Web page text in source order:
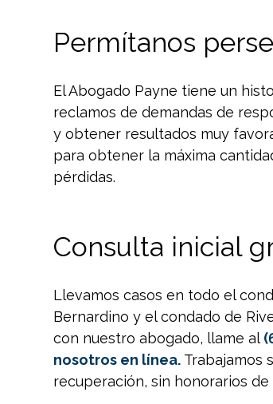
Permítanos
El Abogado Payne tiene un
reclamos de demandas de
y obtener resultados muy
para obtener la máxima
pérdidas.
Consulta inicial
Llevamos casos en todo el
Bernardino y el condado de
con nuestro abogado, llame al
nosotros en línea. Trabajamos
recuperación, sin honorarios de